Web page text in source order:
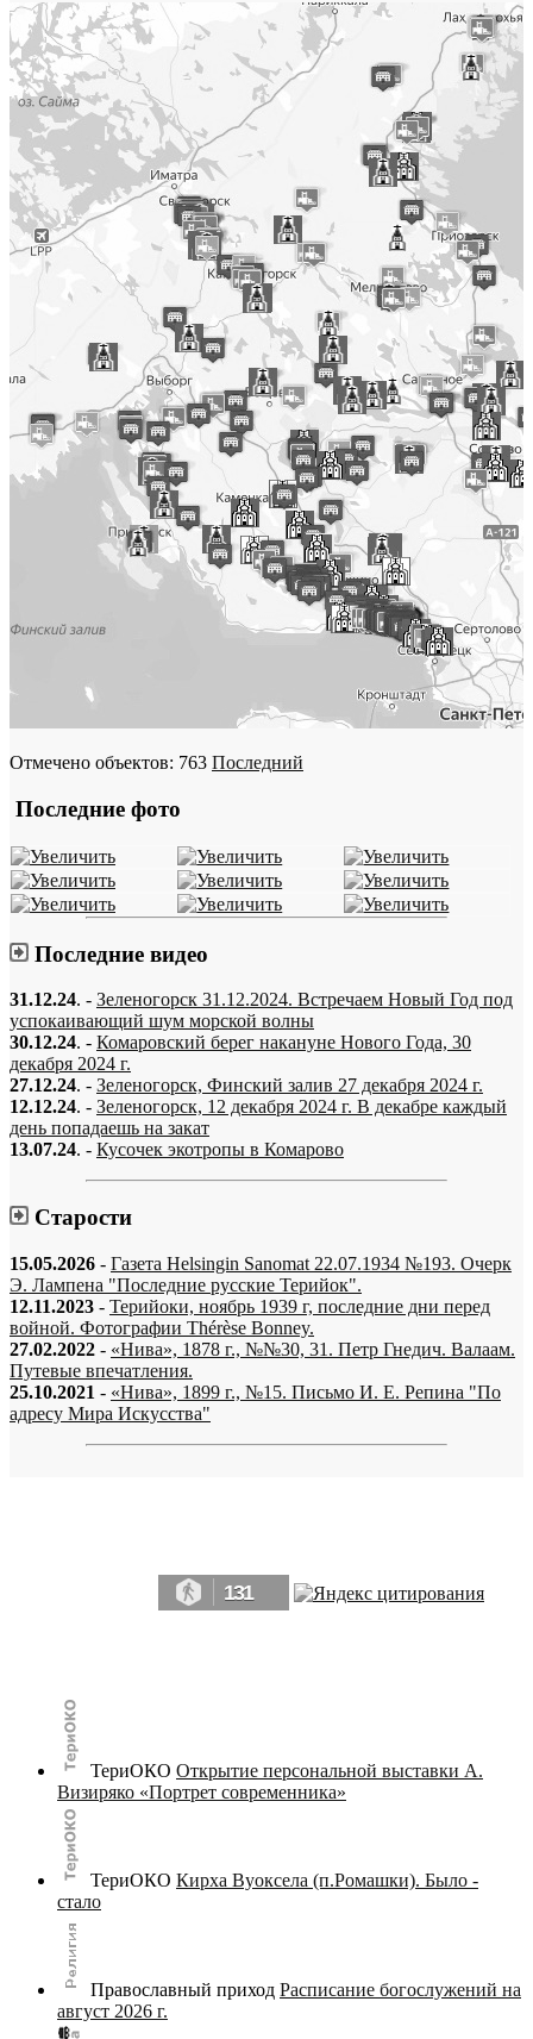
Отмечено объектов: 763 Последний
Последние фото
Последние видео
31.12.24. - Зеленогорск 31.12.2024. Встречаем Новый Год под
успокаивающий шум морской волны
30.12.24. - Комаровский берег накануне Нового Года, 30
декабря 2024 г.
27.12.24. - Зеленогорск, Финский залив 27 декабря 2024 г.
12.12.24. - Зеленогорск, 12 декабря 2024 г. В декабре каждый
день попадаешь на закат
13.07.24. - Кусочек экотропы в Комарово
Старости
15.05.2026 - Газета Helsingin Sanomat 22.07.1934 №193. Очерк
Э. Лампена "Последние русские Терийок".
12.11.2023 - Терийоки, ноябрь 1939 г, последние дни перед
войной. Фотографии Thérèse Bonney.
27.02.2022 - «Нива», 1878 г., №№30, 31. Петр Гнедич. Валаам.
Путевые впечатления.
25.10.2021 - «Нива», 1899 г., №15. Письмо И. Е. Репина "По
адресу Мира Искусства"
131
ТериОКО Открытие персональной выставки А.
Визиряко «Портрет современника»
ТериОКО Кирха Вуоксела (п.Ромашки). Было -
стало
Православный приход Расписание богослужений на
август 2026 г.